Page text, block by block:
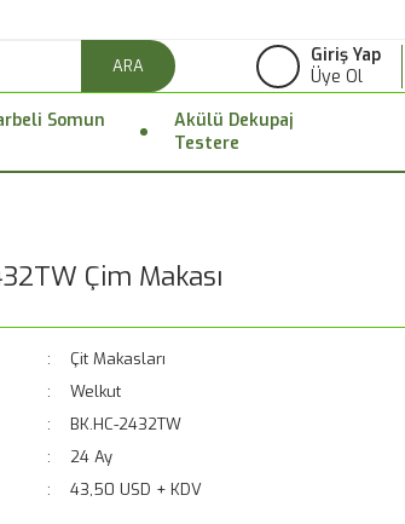
ARA
Giriş Yap
Üye Ol
Somun
Akülü Dekupaj
Testere
Çim Makası
Çit Makasları
Welkut
BK.HC-2432TW
24 Ay
43,50 USD + KDV